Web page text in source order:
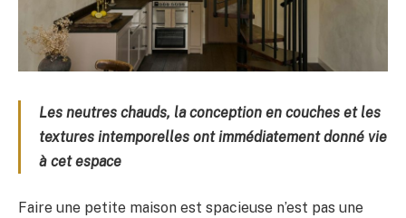
Les neutres chauds, la conception en couches et les
textures intemporelles ont immédiatement donné vie
à cet espace
Faire une petite maison est spacieuse n’est pas une